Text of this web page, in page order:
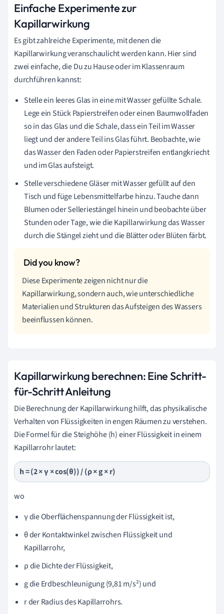
Einfache Experimente zur
Kapillarwirkung
Es gibt zahlreiche Experimente, mit denen die
Kapillarwirkung veranschaulicht werden kann. Hier sind
zwei einfache, die Du zu Hause oder im Klassenraum
durchführen kannst:
Stelle ein leeres Glas in eine mit Wasser gefüllte Schale.
Lege ein Stück Papierstreifen oder einen Baumwollfaden
so in das Glas und die Schale, dass ein Teil im Wasser
liegt und der andere Teil ins Glas führt. Beobachte, wie
das Wasser den Faden oder Papierstreifen entlangkriecht
und im Glas aufsteigt.
Stelle verschiedene Gläser mit Wasser gefüllt auf den
Tisch und füge Lebensmittelfarbe hinzu. Tauche dann
Blumen oder Selleriestängel hinein und beobachte über
Stunden oder Tage, wie die Kapillarwirkung das Wasser
durch die Stängel zieht und die Blätter oder Blüten färbt.
Diese Experimente zeigen nicht nur die
Kapillarwirkung, sondern auch, wie unterschiedliche
Materialien und Strukturen das Aufsteigen des Wassers
beeinflussen können.
Kapillarwirkung berechnen: Eine Schritt-
für-Schritt Anleitung
Die Berechnung der Kapillarwirkung hilft, das physikalische
Verhalten von Flüssigkeiten in engen Räumen zu verstehen.
Die Formel für die Steighöhe (h) einer Flüssigkeit in einem
Kapillarrohr lautet:
h = (2 × γ × cos(θ)) / (ρ × g × r)
wo
γ die Oberflächenspannung der Flüssigkeit ist,
θ der Kontaktwinkel zwischen Flüssigkeit und
Kapillarrohr,
ρ die Dichte der Flüssigkeit,
g die Erdbeschleunigung (9,81 m/s²) und
r der Radius des Kapillarrohrs.